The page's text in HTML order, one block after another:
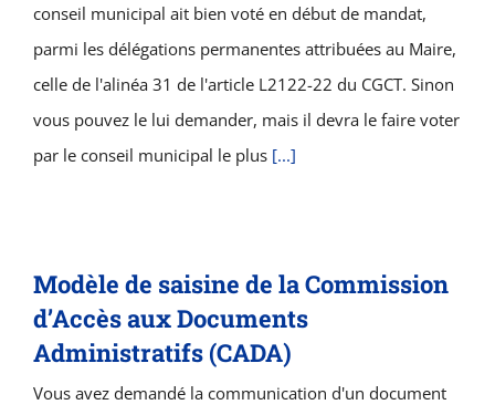
conseil municipal ait bien voté en début de mandat,
parmi les délégations permanentes attribuées au Maire,
celle de l'alinéa 31 de l'article L2122-22 du CGCT. Sinon
vous pouvez le lui demander, mais il devra le faire voter
par le conseil municipal le plus [...]
Modèle de saisine de la Commission
d’Accès aux Documents
Administratifs (CADA)
Vous avez demandé la communication d'un document